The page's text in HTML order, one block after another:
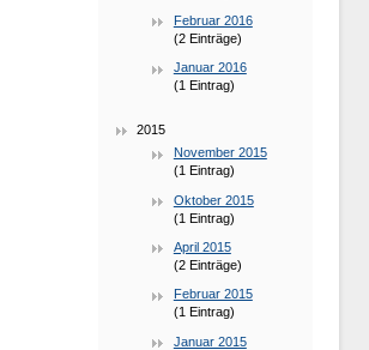
Februar 2016
(2 Einträge)
Januar 2016
(1 Eintrag)
2015
November 2015
(1 Eintrag)
Oktober 2015
(1 Eintrag)
April 2015
(2 Einträge)
Februar 2015
(1 Eintrag)
Januar 2015